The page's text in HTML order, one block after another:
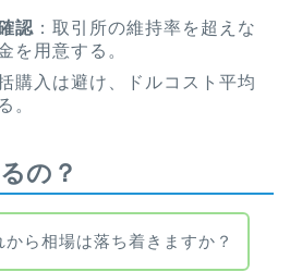
認 ：取引所の維持率を超えな
を用意する。
購入は避け、ドルコスト平均
。
の？
から相場は落ち着きますか？